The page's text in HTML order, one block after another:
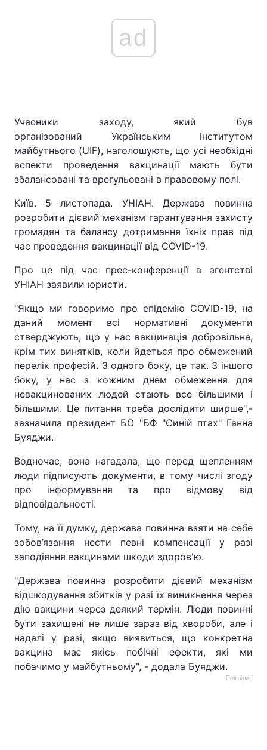
ad
Учасники заходу, який був
організований Українським інститутом
майбутнього (UIF), наголошують, що усі необхідні
аспекти проведення вакцинації мають бути
збалансовані та врегульовані в правовому полі.
Київ. 5 листопада. УНІАН. Держава повинна
розробити дієвий механізм гарантування захисту
громадян та балансу дотримання їхніх прав під
час проведення вакцинації від COVID-19.
Про це під час прес-конференції в агентстві
УНІАН заявили юристи.
"Якщо ми говоримо про епідемію COVID-19, на
даний момент всі нормативні документи
стверджують, що у нас вакцинація добровільна,
крім тих винятків, коли йдеться про обмежений
перелік професій. З одного боку, це так. З іншого
боку, у нас з кожним днем обмеження для
невакцинованих людей стають все більшими і
більшими. Це питання треба дослідити ширше",-
зазначила президент БО "БФ "Синій птах" Ганна
Буяджи.
Водночас, вона нагадала, що перед щепленням
люди підписують документи, в тому числі згоду
про інформування та про відмову від
відповідальності.
Тому, на її думку, держава повинна взяти на себе
зобов’язання нести певні компенсації у разі
заподіяння вакцинами шкоди здоров'ю.
"Держава повинна розробити дієвий механізм
відшкодування збитків у разі їх виникнення через
дію вакцини через деякий термін. Люди повинні
бути захищені не лише зараз від хвороби, але і
надалі у разі, якщо виявиться, що конкретна
вакцина має якісь побічні ефекти, які ми
побачимо у майбутньому", - додала Буяджи.
Реклама